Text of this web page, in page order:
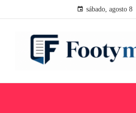
sábado, agosto 8